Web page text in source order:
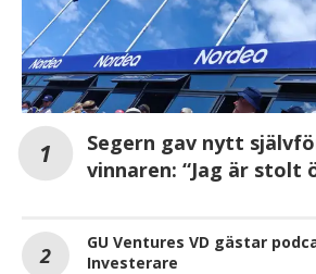
Segern gav nytt
vinnaren: “Jag är stolt
GU Ventures VD gästar
Investerare